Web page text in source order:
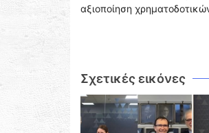
αξιοποίηση
Σχετικές εικόνες